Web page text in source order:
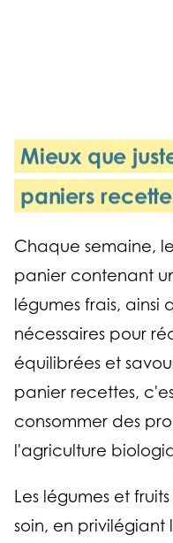
Mieux que
paniers
Chaque semaine,
panier contenant
légumes frais, ainsi
nécessaires pour
équilibrées et
panier recettes,
consommer des
l'agriculture
Les légumes et
soin, en privilégiant